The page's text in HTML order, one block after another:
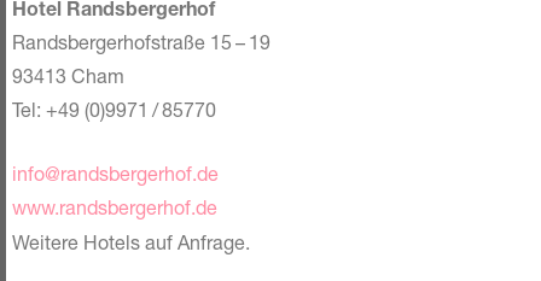
Hotel Randsbergerhof
Randsbergerhofstraße 15 – 19
93413 Cham
Tel: +49 (0)9971 / 85770
info@randsbergerhof.de
www.randsbergerhof.de
Weitere Hotels auf Anfrage.